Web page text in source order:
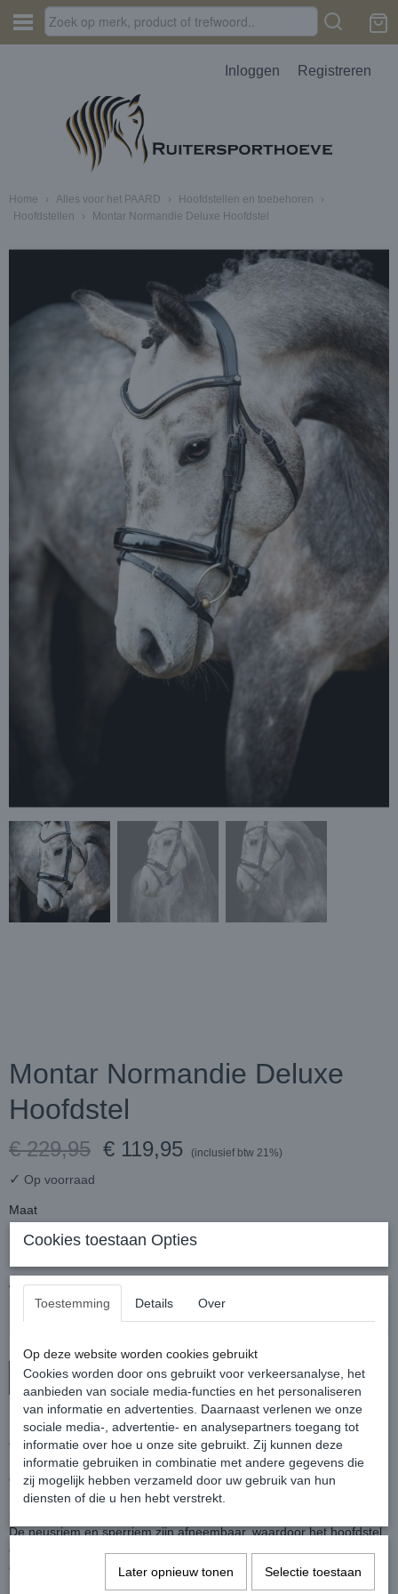
Inloggen Registreren
Home › Alles voor het PAARD › Hoofdstellen en toebehoren
›
Hoofdstellen
› Montar Normandie Deluxe Hoofdstel
Montar Normandie Deluxe
Hoofdstel
€ 229,95 € 119,95 (inclusief btw 21%)
✓ Op voorraad
Maat
Aantal
In winkelwagen
Dit Montar hoofdstel is ontworpen met de nadruk op zowel het
comfort van het paard als een lange levensduur.
Het kopstuk is zacht onderlegd en anatomisch gevormd en heeft
een inkeping op de nek voor extra ruinte voor de atlas.
De lak neusriem is zacht onderlegd en voorzien van een aansnoer
De neusriem en sperriem zijn afneembaar, waardoor het hoofdstel
eenvoudig kan worden aangepast aan de behoeften van het paard
en de voorkeur van de ruiter.
Cookies toestaan Opties
Toestemming Details Over
Op deze website worden cookies gebruikt
Cookies worden door ons gebruikt voor verkeersanalyse, het
aanbieden van sociale media-functies en het personaliseren
van informatie en advertenties. Daarnaast verlenen we onze
sociale media-, advertentie- en analysepartners toegang tot
informatie over hoe u onze site gebruikt. Zij kunnen deze
informatie gebruiken in combinatie met andere gegevens die
zij mogelijk hebben verzameld door uw gebruik van hun
diensten of die u hen hebt verstrekt.
Later opnieuw tonen Selectie toestaan